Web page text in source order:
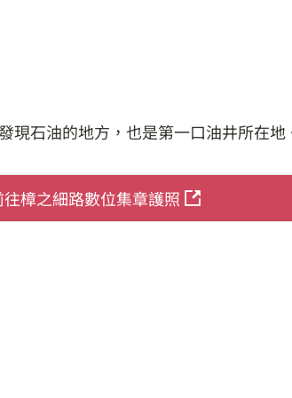
現石油的地方，也是第一口油井所在地
往樟之細路數位集章護照